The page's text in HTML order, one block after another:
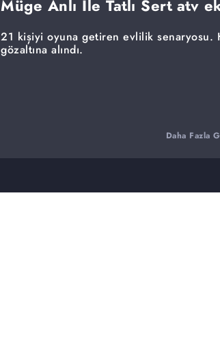
Müge Anlı İle Tatlı Sert atv
21 kişiyi oyuna getiren evlilik senaryosu.
gözaltına alındı.
Daha Fazla